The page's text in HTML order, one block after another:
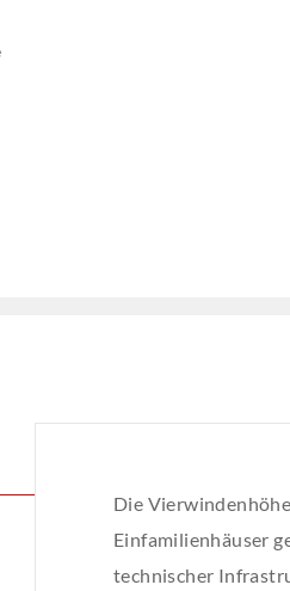
Die
Einfamilienhäuser
technischer